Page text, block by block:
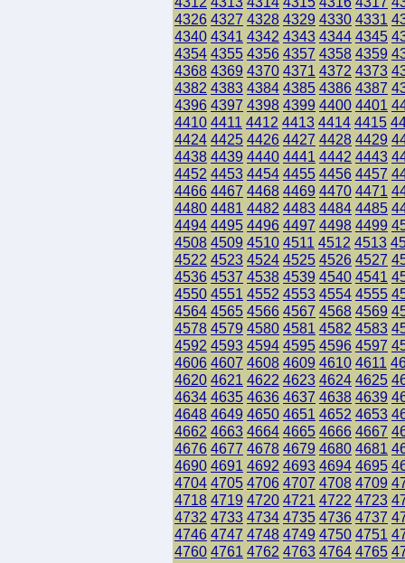
4326 4327 4328 4329 4330 4331
4340 4341 4342 4343 4344 4345
4354 4355 4356 4357 4358 4359
4368 4369 4370 4371 4372 4373
4382 4383 4384 4385 4386 4387
4396 4397 4398 4399 4400 4401
4410 4411 4412 4413 4414 4415
4424 4425 4426 4427 4428 4429
4438 4439 4440 4441 4442 4443
4452 4453 4454 4455 4456 4457
4466 4467 4468 4469 4470 4471
4480 4481 4482 4483 4484 4485
4494 4495 4496 4497 4498 4499
4508 4509 4510 4511 4512 4513
4522 4523 4524 4525 4526 4527
4536 4537 4538 4539 4540 4541
4550 4551 4552 4553 4554 4555
4564 4565 4566 4567 4568 4569
4578 4579 4580 4581 4582 4583
4592 4593 4594 4595 4596 4597
4606 4607 4608 4609 4610 4611
4620 4621 4622 4623 4624 4625
4634 4635 4636 4637 4638 4639
4648 4649 4650 4651 4652 4653
4662 4663 4664 4665 4666 4667
4676 4677 4678 4679 4680 4681
4690 4691 4692 4693 4694 4695
4704 4705 4706 4707 4708 4709
4718 4719 4720 4721 4722 4723
4732 4733 4734 4735 4736 4737
4746 4747 4748 4749 4750 4751
4760 4761 4762 4763 4764 4765